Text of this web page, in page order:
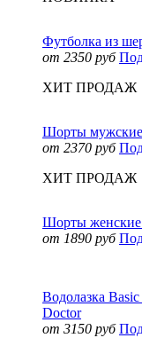
Футболка из
от 2350 руб
ХИТ ПРОДАЖ
Шорты
от 2370 руб
ХИТ ПРОДАЖ
Шорты
от 1890 руб
Водолазка
Doctor
от 3150 руб